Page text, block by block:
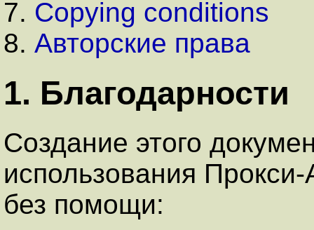
7. Copying conditions
8. Авторские права
1. Благодарности
Создание этого
использования
без помощи: